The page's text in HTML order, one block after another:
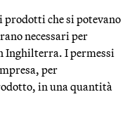
prodotti che si potevano
necessari per
Inghilterra. I permessi
per
in una quantità